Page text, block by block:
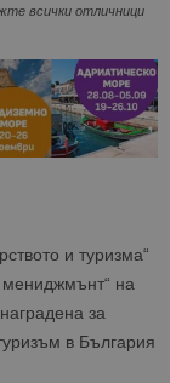
всички отличници
и туризма“
мениджмънт“ на
за
в България